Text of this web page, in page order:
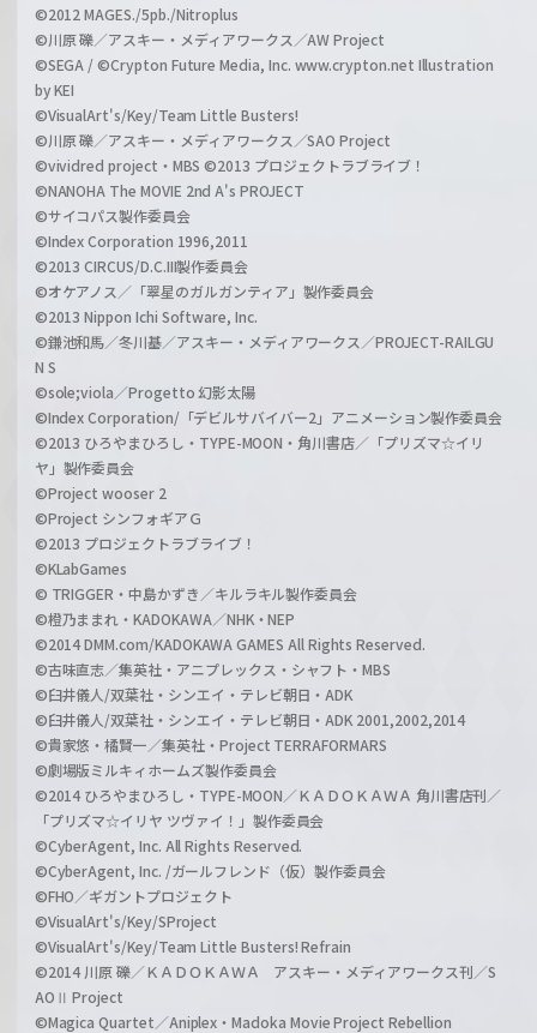
©2012 MAGES./5pb./Nitroplus
©川原 礫／アスキー・メディアワークス／AW Project
©SEGA / ©Crypton Future Media, Inc. www.crypton.net Illustration
by KEI
©VisualArt's/Key/Team Little Busters!
©川原 礫／アスキー・メディアワークス／SAO Project
©vividred project・MBS ©2013 プロジェクトラブライブ！
©NANOHA The MOVIE 2nd A's PROJECT
©サイコパス製作委員会
©Index Corporation 1996,2011
©2013 CIRCUS/D.C.III製作委員会
©オケアノス／「翠星のガルガンティア」製作委員会
©2013 Nippon Ichi Software, Inc.
©鎌池和馬／冬川基／アスキー・メディアワークス／PROJECT-RAILGU
N S
©sole;viola／Progetto 幻影太陽
©Index Corporation/「デビルサバイバー2」アニメーション製作委員会
©2013 ひろやまひろし・TYPE-MOON・角川書店／「プリズマ☆イリ
ヤ」製作委員会
©Project wooser 2
©Project シンフォギアＧ
©2013 プロジェクトラブライブ！
©KLabGames
© TRIGGER・中島かずき／キルラキル製作委員会
©橙乃ままれ・KADOKAWA／NHK・NEP
©2014 DMM.com/KADOKAWA GAMES All Rights Reserved.
©古味直志／集英社・アニプレックス・シャフト・MBS
©臼井儀人/双葉社・シンエイ・テレビ朝日・ADK
©臼井儀人/双葉社・シンエイ・テレビ朝日・ADK 2001,2002,2014
©貴家悠・橘賢一／集英社・Project TERRAFORMARS
©劇場版ミルキィホームズ製作委員会
©2014 ひろやまひろし・TYPE-MOON／ＫＡＤＯＫＡＷＡ 角川書店刊／
「プリズマ☆イリヤ ツヴァイ！」製作委員会
©CyberAgent, Inc. All Rights Reserved.
©CyberAgent, Inc. /ガールフレンド（仮）製作委員会
©FHO／ギガントプロジェクト
©VisualArt's/Key/SProject
©VisualArt's/Key/Team Little Busters! Refrain
©2014 川原 礫／ＫＡＤＯＫＡＷＡ アスキー・メディアワークス刊／S
AOⅡ Project
©Magica Quartet／Aniplex・Madoka Movie Project Rebellion